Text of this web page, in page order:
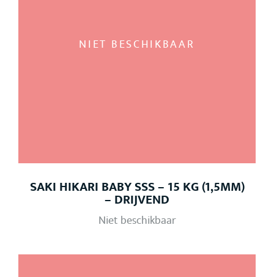
NIET BESCHIKBAAR
SAKI HIKARI BABY SSS – 15 KG (1,5MM)
– DRIJVEND
Niet beschikbaar